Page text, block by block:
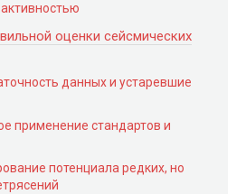
оценки сейсмических
данных и устаревшие
применение стандартов и
потенциала редких, но